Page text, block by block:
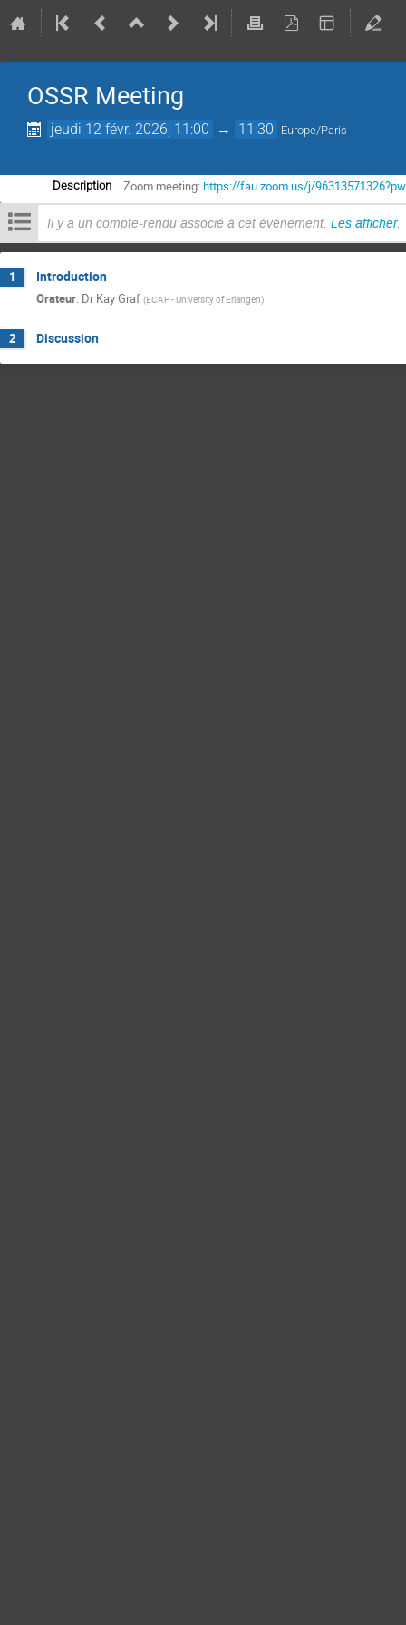
OSSR Meeting
jeudi 12 févr. 2026, 11:00 → 11:30 Europe/Paris
Description Zoom meeting:https://fau.zoom.us/j/
Il y a un compte-rendu associé à cet événement. Les afficher.
1 Introduction
Orateur: Dr Kay Graf (ECAP - University of Erlangen)
2 Discussion